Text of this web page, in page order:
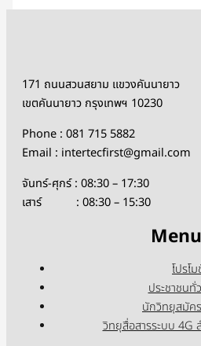
171 ถนนสวนสยาม แขวงคันนายาว
เขตคันนายาว กรุงเทพฯ 10230
Phone : 081 715 5882
Email : intertecfirst@gmail.com
จันทร์-ศุกร์ : 08:30 – 17:30
เสาร์ : 08:30 – 15:30
Menu
โปรโ
ประชาชนทั่
นักวิทยุสมัคร
วิทยุสื่อสารระบบ 4G